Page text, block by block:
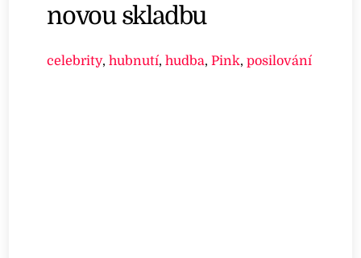
novou skladbu
celebrity,hubnutí,hudba,Pink,posilování